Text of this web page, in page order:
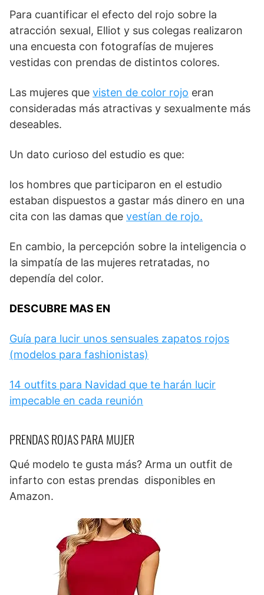
Para cuantificar el efecto del rojo sobre la
atracción sexual, Elliot y sus colegas realizaron
una encuesta con fotografías de mujeres
vestidas con prendas de distintos colores.
Las mujeres que visten de color rojo eran
consideradas más atractivas y sexualmente más
deseables.
Un dato curioso del estudio es que:
los hombres que participaron en el estudio
estaban dispuestos a gastar más dinero en una
cita con las damas que vestían de rojo.
En cambio, la percepción sobre la inteligencia o
la simpatía de las mujeres retratadas, no
dependía del color.
DESCUBRE MAS EN
Guía para lucir unos sensuales zapatos rojos
(modelos para fashionistas)
14 outfits para Navidad que te harán lucir
impecable en cada reunión
PRENDAS ROJAS PARA MUJER
Qué modelo te gusta más? Arma un outfit de
infarto con estas prendas disponibles en
Amazon.